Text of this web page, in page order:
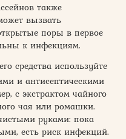
также
вызвать
поры в первое
к инфекциям.
средства используйте
и антисептическими
с экстрактом чайного
чая или ромашки.
руками: пока
есть риск инфекций.